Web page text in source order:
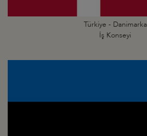
Türkiye - Danimarka
İş Konseyi